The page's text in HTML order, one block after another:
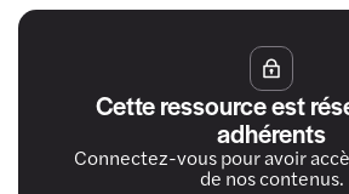
Cette ressource est
adhérents
Connectez-vous pour avoir
de nos contenus.